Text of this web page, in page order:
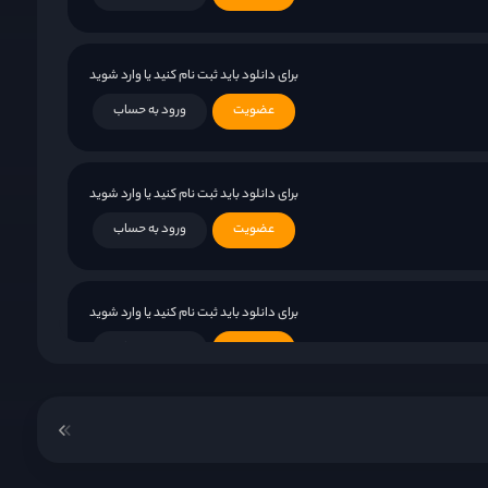
برای دانلود باید ثبت نام کنید یا وارد شوید
عضویت
ورود به حساب
برای دانلود باید ثبت نام کنید یا وارد شوید
عضویت
ورود به حساب
برای دانلود باید ثبت نام کنید یا وارد شوید
عضویت